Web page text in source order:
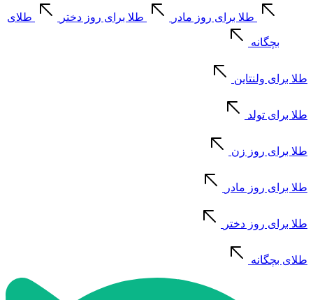
طلا برای روز مادر طلا برای روز دختر طلای
بچگانه
طلا برای ولنتاین
طلا برای تولد
طلا برای روز زن
طلا برای روز مادر
طلا برای روز دختر
طلای بچگانه